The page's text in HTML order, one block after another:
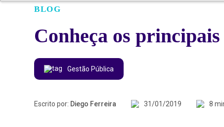
BLOG
Conheça os
Gestão Pública
Escrito por: Diego Ferreira 31/01/2019 8